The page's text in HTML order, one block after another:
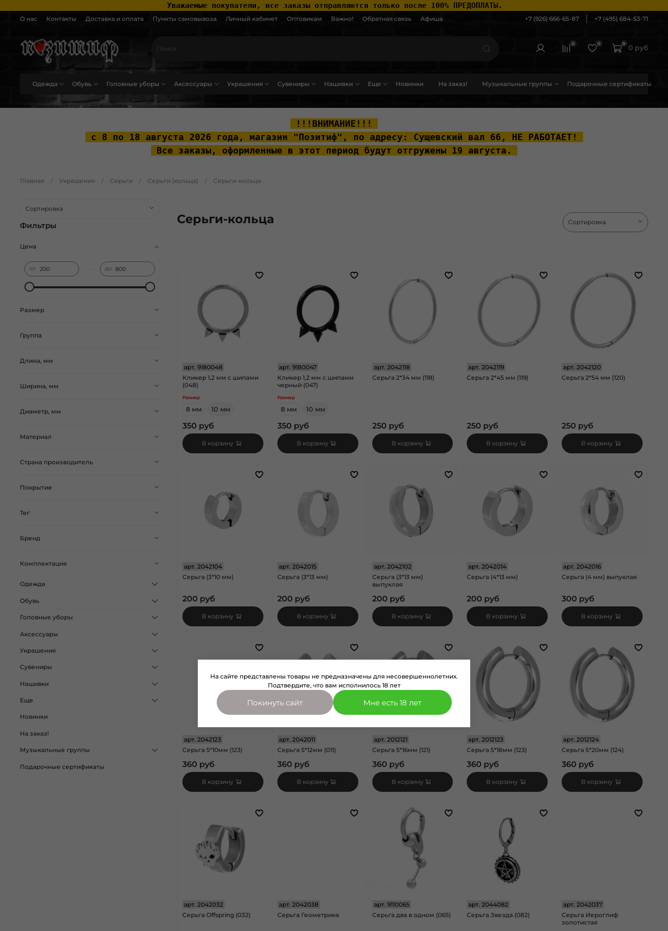
Уважаемые покупатели, все заказы отправляются только после 100% ПРЕДОПЛАТЫ.
О нас Контакты Доставка и оплата Пункты самовывоза Личный кабинет Оптовикам Важно! Обратная связь Афиша +7 (926) 666-65-87 +7 (495) 684-53-71
0 0 0
0 руб
Одежда Обувь Головные уборы Аксессуары Украшения Сувениры Нашивки Еще Новинки На заказ! Музыкальные группы Подарочные сертификаты
!!!ВНИМАНИЕ!!!
с 8 по 18 августа 2026 года, магазин "Позитиф", по адресу: Сущевский вал 66, НЕ РАБОТАЕТ!
Все заказы, оформленные в этот период будут отгружены 19 августа.
Главная Украшения Серьги Серьги (кольца) Серьги-кольца
Серьги-кольца
арт. 9180048
Кликер 1,2 мм с шипами
(048)
Размер
8 мм 10 мм
350 руб
В корзину
арт. 9180047
Кликер 1,2 мм с шипами
черный (047)
Размер
8 мм 10 мм
350 руб
В корзину
арт. 2042118
Серьга 2*34 мм (118)
250 руб
В корзину
арт.2042119
Серьга 2*45 мм (119)
250 руб
В корзину
арт.2042120
Серьга 2*54 мм (120)
250 руб
В корзину
арт. 2042104
Серьга (3*10 мм)
200 руб
В корзину
арт. 2042015
Серьга (3*13 мм)
200 руб
В корзину
арт. 2042102
Серьга (3*13 мм)
выпуклая
200 руб
В корзину
арт.2042014
Серьга (4*13 мм)
200 руб
В корзину
арт.2042016
Серьга (4 мм) выпуклая
300 руб
В корзину
арт. 2042123
Серьга 5*10мм (123)
360 руб
В корзину
арт. 2042011
Серьга 5*12мм (011)
360 руб
В корзину
арт. 2012121
Серьга 5*16мм (121)
360 руб
В корзину
арт.2012123
Серьга 5*18мм (123)
360 руб
В корзину
арт.2012124
Серьга 5*20мм (124)
360 руб
В корзину
арт. 2042032
Серьга Offspring (032)
арт. 2042038
Серьга Геометрика
арт. 9110065
Серьга два в одном (065)
арт.2044082
Серьга Звезда (082)
арт.2042037
Серьга Иероглиф
золотистая
Фильтры
Цена
от до
Размер
Группа
Длина, мм
Ширина, мм
Диаметр, мм
Материал
Страна производитель
Покрытие
Тег
Бренд
Комплектация
Одежда
Обувь
Головные уборы
Аксессуары
Украшения
Сувениры
Нашивки
Еще
Новинки
На заказ!
Музыкальные группы
Подарочные сертификаты
На сайте представлены товары не предназначены для несовершеннолетних.
Подтвердите, что вам исполнилось 18 лет
Покинуть сайт Мне есть 18 лет